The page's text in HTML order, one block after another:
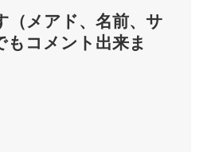
（メアド、名前、サ
もコメント出来ま